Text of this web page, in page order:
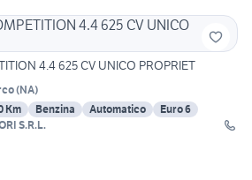
4.4 625 CV UNICO PROPRIET
(NA)
Km Benzina Automatico
Euro 6
S.R.L.